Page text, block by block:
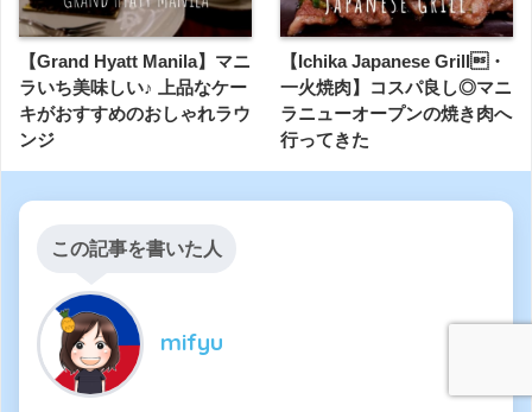
【Grand Hyatt Manila】マニ
ラいち美味しい♪ 上品なケー
キがおすすめのおしゃれラウ
ンジ
【Ichika Japanese Grill・
一火焼肉】コスパ良し◎マニ
ラニューオープンの焼き肉へ
行ってきた
この記事を書いた人
mifyu